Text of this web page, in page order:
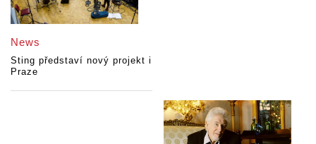
News
Sting představí nový projekt i
Praze